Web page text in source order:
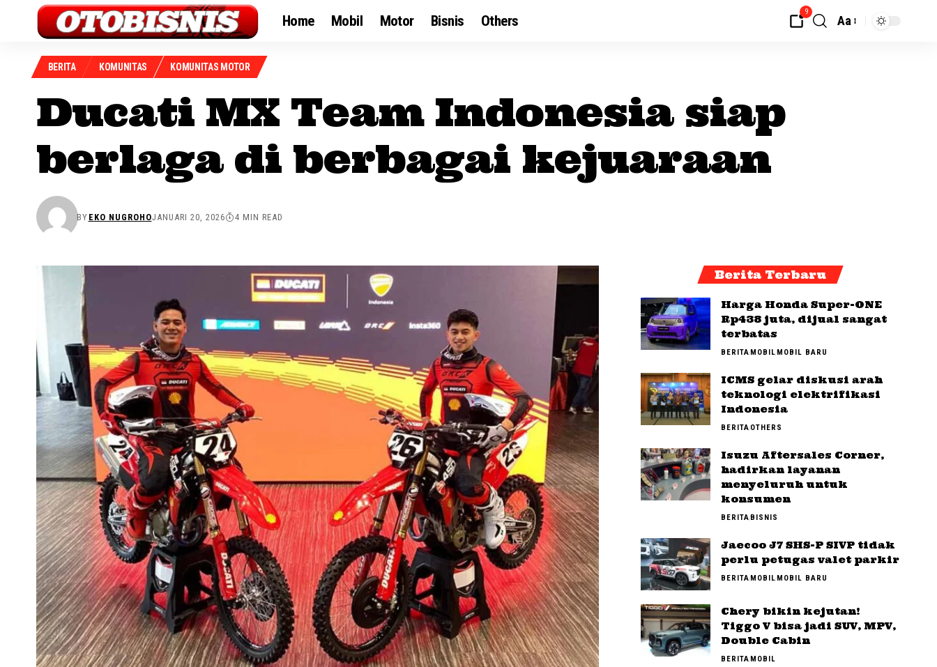
Home Mobil Motor Bisnis Others
9
Aa
BERITA KOMUNITAS KOMUNITAS MOTOR
Ducati MX Team Indonesia siap
berlaga di berbagai kejuaraan
BY EKO NUGROHOJANUARI 20, 2026 4 MIN READ
Berita Terbaru
Harga Honda Super-ONE
Rp438 juta, dijual sangat
terbatas
BERITAMOBILMOBIL BARU
ICMS gelar diskusi arah
teknologi elektrifikasi
Indonesia
BERITAOTHERS
Isuzu Aftersales Corner,
hadirkan layanan
menyeluruh untuk
konsumen
BERITABISNIS
Jaecoo J7 SHS-P SIVP tidak
perlu petugas valet parkir
BERITAMOBILMOBIL BARU
Chery bikin kejutan!
Tiggo V bisa jadi SUV, MPV,
Double Cabin
BERITAMOBIL